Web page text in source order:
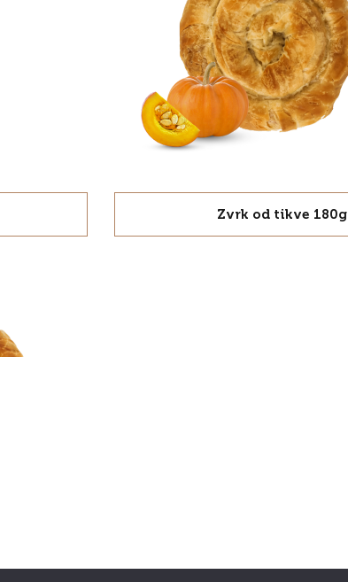
Zvrk od tikve 180g